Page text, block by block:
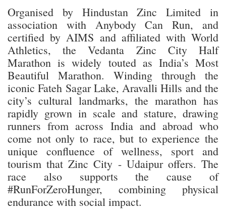
Organised by Hindustan Zinc Limited in
association with Anybody Can Run, and
certified by AIMS and affiliated with World
Athletics, the Vedanta Zinc City Half
Marathon is widely touted as India’s Most
Beautiful Marathon. Winding through the
iconic Fateh Sagar Lake, Aravalli Hills and the
city’s cultural landmarks, the marathon has
rapidly grown in scale and stature, drawing
runners from across India and abroad who
come not only to race, but to experience the
unique confluence of wellness, sport and
tourism that Zinc City - Udaipur offers. The
race also supports the cause of
#RunForZeroHunger, combining physical
endurance with social impact.